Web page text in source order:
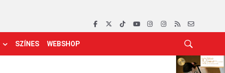
SZÍNES WEBSHOP